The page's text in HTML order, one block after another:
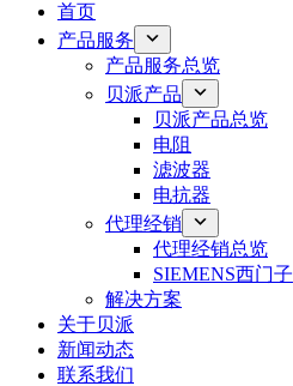
首页
产品服务
产品服务总览
贝派产品
贝派产品总览
电阻
滤波器
电抗器
代理经销
代理经销总览
SIEMENS西门子
解决方案
关于贝派
新闻动态
联系我们